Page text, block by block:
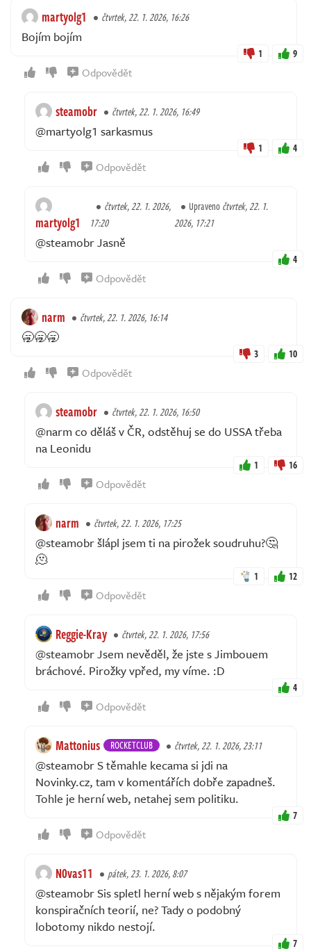
martyolg1 čtvrtek, 22. 1. 2026, 16:26
Bojím bojím
1 9
Odpovědět
steamobr čtvrtek, 22. 1. 2026, 16:49
@martyolg1 sarkasmus
1 4
Odpovědět
martyolg1
čtvrtek, 22. 1. 2026,
17:20
Upravenočtvrtek, 22. 1.
2026, 17:21
@steamobr Jasně
4
Odpovědět
narm čtvrtek, 22. 1. 2026, 16:14
🥱🥱🥱
3 10
Odpovědět
steamobr čtvrtek, 22. 1. 2026, 16:50
@narm co děláš v ČR, odstěhuj se do USSA třeba
na Leonidu
1 16
Odpovědět
narm čtvrtek, 22. 1. 2026, 17:25
@steamobr šlápl jsem ti na pirožek soudruhu?🤔
🫠
1 12
Odpovědět
Reggie-Kray čtvrtek, 22. 1. 2026, 17:56
@steamobr Jsem nevěděl, že jste s Jimbouem
bráchové. Pirožky vpřed, my víme. :D
4
Odpovědět
Mattonius ROCKETCLUB čtvrtek, 22. 1. 2026, 23:11
@steamobr S těmahle kecama si jdi na
Novinky.cz, tam v komentářích dobře zapadneš.
Tohle je herní web, netahej sem politiku.
7
Odpovědět
N0vas11 pátek, 23. 1. 2026, 8:07
@steamobr Sis spletl herní web s nějakým forem
konspiračních teorií, ne? Tady o podobný
lobotomy nikdo nestojí.
7